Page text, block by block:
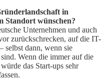
in
Standort wünschen?
Unternehmen und auch
zurückschrecken, auf die IT-
selbst dann, wenn sie
Wenn die immer auf die
das Start-ups sehr